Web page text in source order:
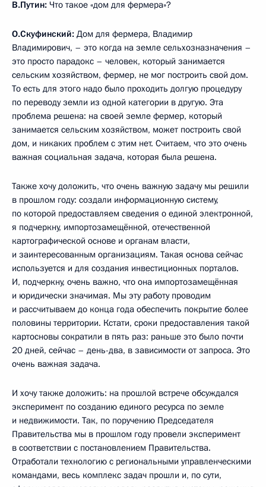
В.Путин: Что такое «дом для фермера»?
О.Скуфинский: Дом для фермера, Владимир
Владимирович, – это когда на земле сельхозназначения –
это просто парадокс – человек, который занимается
сельским хозяйством, фермер, не мог построить свой дом.
То есть для этого надо было проходить долгую процедуру
по переводу земли из одной категории в другую. Эта
проблема решена: на своей земле фермер, который
занимается сельским хозяйством, может построить свой
дом, и никаких проблем с этим нет. Считаем, что это очень
важная социальная задача, которая была решена.
Также хочу доложить, что очень важную задачу мы решили
в прошлом году: создали информационную систему,
по которой предоставляем сведения о единой электронной,
я подчеркну, импортозамещённой, отечественной
картографической основе и органам власти,
и заинтересованным организациям. Такая основа сейчас
используется и для создания инвестиционных порталов.
И, подчеркну, очень важно, что она импортозамещённая
и юридически значимая. Мы эту работу проводим
и рассчитываем до конца года обеспечить покрытие более
половины территории. Кстати, сроки предоставления такой
картосновы сократили в пять раз: раньше это было почти
20 дней, сейчас – день-два, в зависимости от запроса. Это
очень важная задача.
И хочу также доложить: на прошлой встрече обсуждался
эксперимент по созданию единого ресурса по земле
и недвижимости. Так, по поручению Председателя
Правительства мы в прошлом году провели эксперимент
в соответствии с постановлением Правительства.
Отработали технологию с региональными управленческими
командами, весь комплекс задач прошли и, по сути,